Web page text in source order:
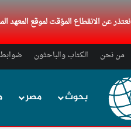
نعتذر عن الانقطاع المؤقت لموقع
من نحن الكتاب والباحثون ضوابط
بحوث مصر